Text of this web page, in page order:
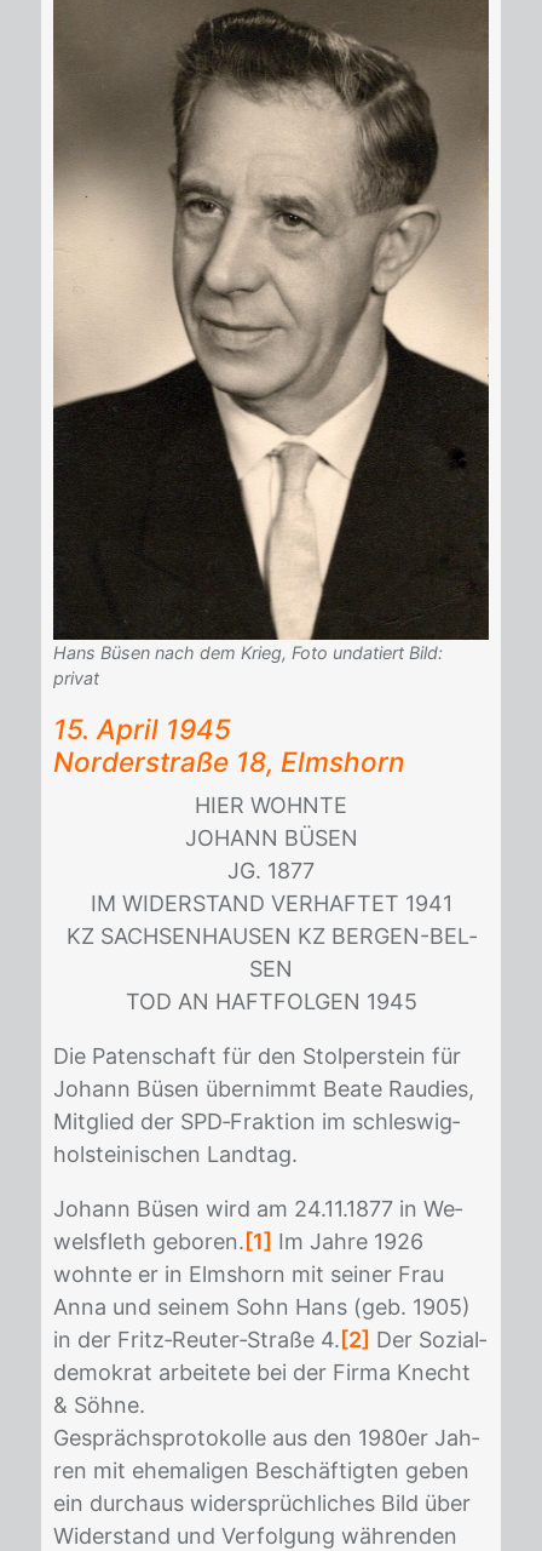
Hans Büsen nach dem Krieg, Foto undatiert Bild:
privat
15. April 1945
Nor­der­stra­ße 18, Elms­horn
HIER WOHN­TE
JO­HANN BÜSEN
JG. 1877
IM WI­DER­STAND VER­HAF­TET 1941
KZ SACH­SEN­HAU­SEN KZ BER­GEN-BEL­
SEN
TOD AN HAFT­FOL­GEN 1945
Die Pa­ten­schaft für den Stol­per­stein für
Jo­hann Bü­sen über­nimmt Bea­te Rau­dies,
Mit­glied der SPD‐Frak­ti­on im schles­wig‐
hol­stei­ni­schen Land­tag.
Jo­hann Bü­sen wird am 24.11.1877 in We­
wels­fleth ge­bo­ren. [1] Im Jah­re 1926
wohn­te er in Elms­horn mit sei­ner Frau
Anna und sei­nem Sohn Hans (geb. 1905)
in der Fritz‐Reu­ter‐Stra­ße 4. [2] Der So­zi­al­
de­mo­krat ar­bei­te­te bei der Fir­ma Knecht
& Söh­ne.
Ge­sprächs­pro­to­kol­le aus den 1980er Jah­
ren mit ehe­ma­li­gen Be­schäf­tig­ten ge­ben
ein durch­aus wi­der­sprüch­li­ches Bild über
Wi­der­stand und Ver­fol­gung wäh­ren­den